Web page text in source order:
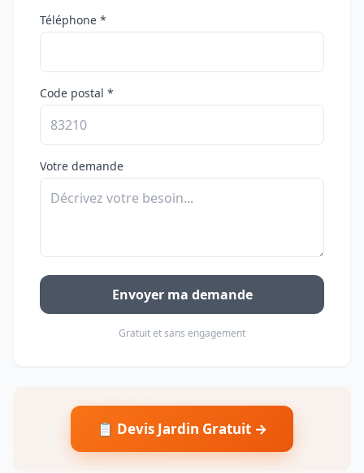
Téléphone *
Code postal *
Votre demande
Envoyer ma demande
Gratuit et sans engagement
📋 Devis Jardin Gratuit →